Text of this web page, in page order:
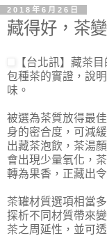
2018年6月26日
藏得好，茶
【台北訊】藏茶
包種茶的實證，說
味。
被選為茶質放得最
身的密合度，可減
出藏茶泡飲，茶湯
會出現少量氧化，
轉為果香，正藏出
茶罐材質選項相當
探析不同材質帶來
茶之周延性，並可